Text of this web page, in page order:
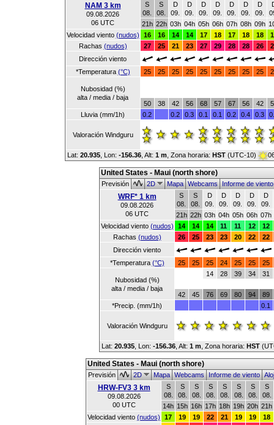
NAM 3 km
09.08.2026
06 UTC
S
08.
S
08.
D
09.
D
09.
D
09.
D
09.
D
09.
D
09.
D
09.
21h 22h 03h 04h 05h 06h 07h 08h 09h
Velocidad viento (nudos) 16 16 14 14 17 18 17 18 18
Rachas (nudos) 27 25 21 23 27 29 28 28 26
Dirección viento
*Temperatura (°C) 25 25 25 25 25 25 25 25 25
Nubosidad (%)
alta / media / baja
50
38 42 56 68 57 67 56 42
Lluvia (mm/1h)
0.2 0.2 0.3 0.1 0.1 0.2 0.4 0.3
Valoración Windguru
Lat: 20.935, Lon: -156.36, Alt: 1 m , Zona horaria: HST(UTC-10)
United States - Maui (north shore)
Previsión 2D MapaWebcamsInforme de
WRF* 1 km
09.08.2026
06 UTC
S
08.
S
08.
D
09.
D
09.
D
09.
D
09.
D
09.
21h 22h 03h 04h 05h 06h 07h
Velocidad viento (nudos) 14 14 14 11 11 12
12
Rachas (nudos) 26 25 23 23 20 22
22
Dirección viento
*Temperatura (°C) 25 25 25 24 25 25 25
Nubosidad (%)
alta / media / baja
42
45
14
76
28
69
39
80
34
94
31
89
*Precip. (mm/1h)
0.1
Valoración Windguru
Lat: 20.935, Lon: -156.36, Alt: 1 m , Zona horaria: HST
United States - Maui (north shore)
Previsión 2D MapaWebcamsInforme de viento
HRW-FV3 3 km
09.08.2026
00 UTC
S
08.
S
08.
S
08.
S
08.
S
08.
S
08.
S
08.
S
08.
14h 15h 16h 17h 18h 19h 20h 21h
Velocidad viento (nudos) 17 19 19 22 21 19 19
18